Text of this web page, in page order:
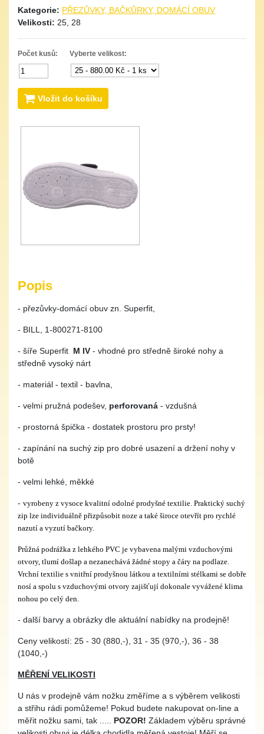
Kategorie: PŘEZŮVKY, BAČKŮRKY, DOMÁCÍ OBUV
Velikosti: 25, 28
Počet kusů: Vyberte velikost:
Vložit do košíku
Popis
- přezůvky-domácí obuv zn. Superfit,
- BILL, 1-800271-8100
- šíře Superfit M IV - vhodné pro středně široké nohy a
středně vysoký nárt
- materiál - textil - bavlna,
- velmi pružná podešev, perforovaná - vzdušná
- prostorná špička - dostatek prostoru pro prsty!
- zapínání na suchý zip pro dobré usazení a držení nohy v
botě
- velmi lehké, měkké
- vyrobeny z vysoce kvalitní odolné prodyšné textilie. Praktický suchý
zip lze individuálně přizpůsobit noze a také široce otevřít pro rychlé
nazutí a vyzutí bačkory.
Průžná podrážka z lehkého PVC je vybavena malými vzduchovými
otvory, tlumí došlap a nezanechává žádné stopy a čáry na podlaze.
Vrchní textilie s vnitřní prodyšnou látkou a textilními stélkami se dobře
nosí a spolu s vzduchovými otvory zajišťují dokonale vyvážené klima
nohou po celý den.
- další barvy a obrázky dle aktuální nabídky na prodejně!
Ceny velikostí: 25 - 30 (880,-), 31 - 35 (970,-), 36 - 38
(1040,-)
MĚŘENÍ VELIKOSTI
U nás v prodejně vám nožku změříme a s výběrem velikosti
a střihu rádi pomůžeme! Pokud budete nakupovat on-line a
měřit nožku sami, tak ..... POZOR! Základem výběru správné